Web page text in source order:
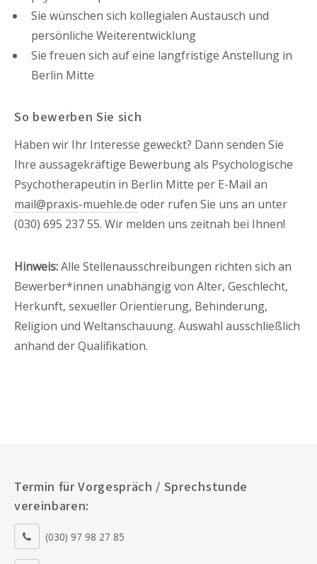
Sie wünschen sich kollegialen Austausch und
persönliche Weiterentwicklung
Sie freuen sich auf eine langfristige Anstellung in
Berlin Mitte
So bewerben Sie sich
Haben wir Ihr Interesse geweckt? Dann senden Sie
Ihre aussagekräftige Bewerbung als Psychologische
Psychotherapeutin in Berlin Mitte per E-Mail an
mail@praxis-muehle.de oder rufen Sie uns an unter
(030) 695 237 55. Wir melden uns zeitnah bei Ihnen!
Hinweis:Alle Stellenausschreibungen richten sich an
Bewerber*innen unabhängig von Alter, Geschlecht,
Herkunft, sexueller Orientierung, Behinderung,
Religion und Weltanschauung. Auswahl ausschließlich
anhand der Qualifikation.
Termin für Vorgespräch / Sprechstunde
vereinbaren:
(030) 97 98 27 85